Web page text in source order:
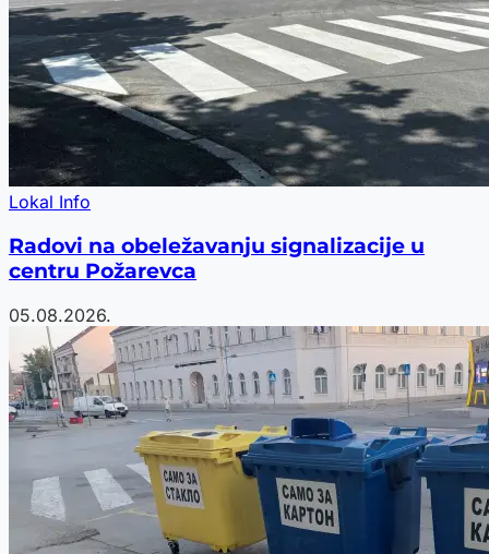
Lokal Info
Radovi na obeležavanju signalizacije u
centru Požarevca
05.08.2026.